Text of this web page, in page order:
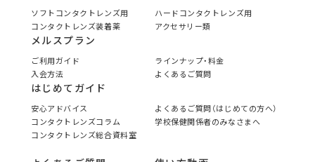
ソフトコンタクトレンズ用
ハードコンタクトレンズ用
コンタクトレンズ装着薬
アクセサリー類
メルスプラン
ご利用ガイド
ラインナップ・料金
入会方法
よくあるご質問
はじめてガイド
安心アドバイス
よくあるご質問（はじめての方へ）
コンタクトレンズコラム
学校保健関係者のみなさまへ
コンタクトレンズ総合資料室